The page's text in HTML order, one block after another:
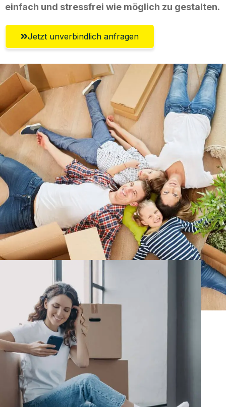
einfach und stressfrei wie möglich zu gestalten.
Jetzt unverbindlich anfragen